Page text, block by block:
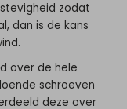
zodat
dan is de kans
over de hele
schroeven
deze over